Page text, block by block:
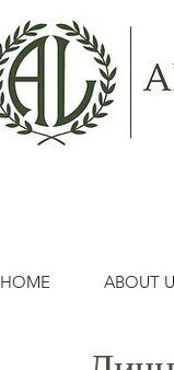
HOME ABOUT